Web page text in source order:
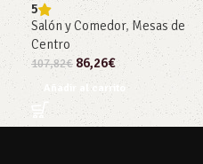
5
Salón y Comedor, Mesas de
Centro
107,82€ 86,26€
Añadir al carrito